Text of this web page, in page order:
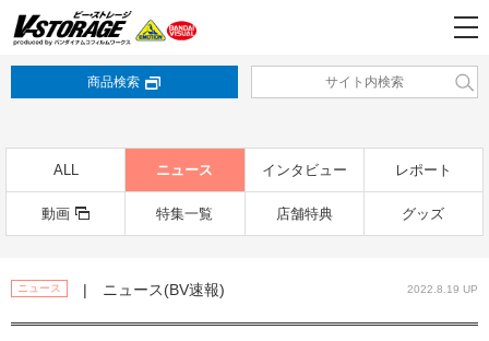
商品検索
ALL ニュース インタビュー レポート
動画 特集一覧 店舗特典 グッズ
ニュース | ニュース(BV速報) 2022.8.19 UP